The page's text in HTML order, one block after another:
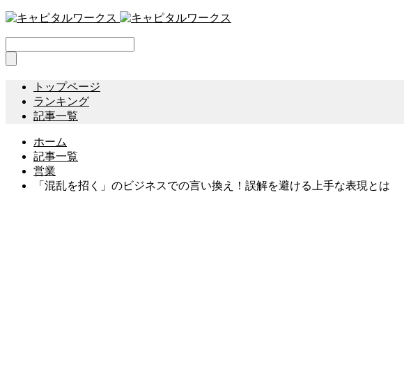
トップページ
ランキング
記事一覧
ホーム
記事一覧
営業
「混乱を招く」のビジネスでの言い換え！誤解を避ける上手な表現とは